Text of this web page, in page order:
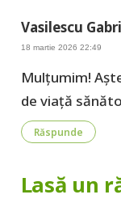
Vasilescu
18 martie 2026 22:49
Mulțumim!
de viață
Răspunde
Lasă un